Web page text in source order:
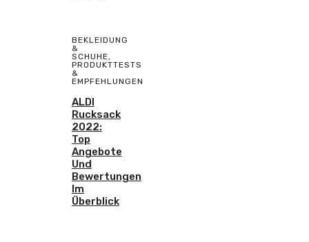
BEKLEIDUNG
&
SCHUHE,
PRODUKTTESTS
&
EMPFEHLUNGEN
ALDI
Rucksack
2022:
Top
Angebote
Und
Bewertungen
Im
Überblick